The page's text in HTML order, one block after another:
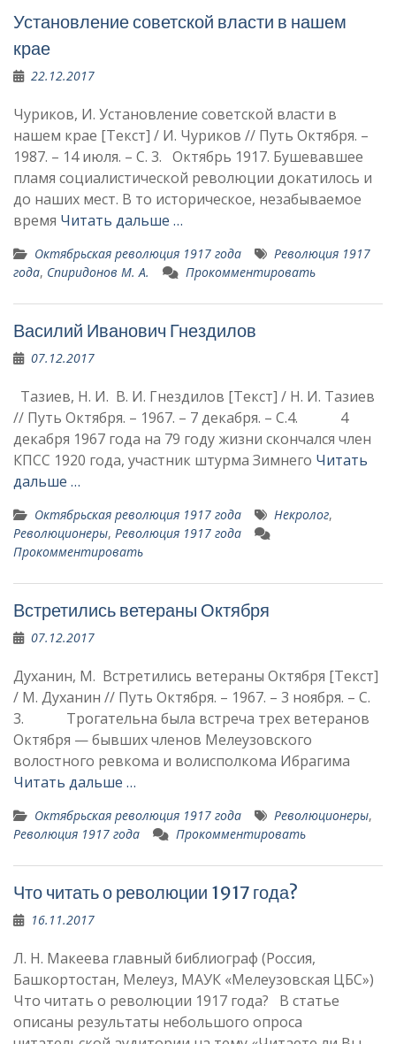
Установление советской власти в нашем
крае
22.12.2017
Чуриков, И. Установление советской власти в
нашем крае [Текст] / И. Чуриков // Путь Октября. –
1987. – 14 июля. – С. 3. Октябрь 1917. Бушевавшее
пламя социалистической революции докатилось и
до наших мест. В то истори­ческое, незабываемое
время Читать дальше …
Октябрьская революция 1917 года
Революция 1917
года, Спиридонов М. А. Прокомментировать
Василий Иванович Гнездилов
07.12.2017
Тазиев, Н. И. В. И. Гнездилов [Текст] / Н. И. Тазиев
// Путь Октября. – 1967. – 7 декабря. – С.4. 4
декабря 1967 года на 79 году жизни скончался член
КПСС 1920 года, участник штурма Зимнего Читать
дальше …
Октябрьская революция 1917 года Некролог,
Революционеры, Революция 1917 года
Прокомментировать
Встретились ветераны Октября
07.12.2017
Духанин, М. Встретились ветераны Октября [Текст]
/ М. Духанин // Путь Октября. – 1967. – 3 ноября. – С.
3. Трогательна была встреча трех ветеранов
Октября — быв­ших членов Мелеузовского
волостного ревкома и волисполкома Ибрагима
Читать дальше …
Октябрьская революция 1917 года Революционеры,
Революция 1917 года
Прокомментировать
Что читать о революции 1917 года?
16.11.2017
Л. Н. Макеева главный библиограф (Россия,
Башкортостан, Мелеуз, МАУК «Мелеузовская ЦБС»)
Что читать о революции 1917 года? В статье
описаны результаты небольшого опроса